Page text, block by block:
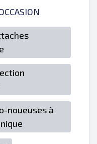
noueuses à